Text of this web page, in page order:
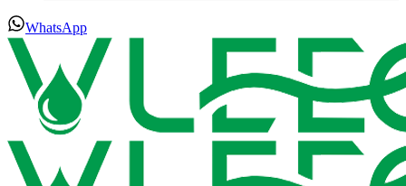
WhatsApp